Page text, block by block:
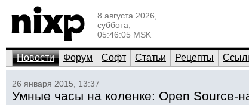
8 августа 2026,
суббота,
05:46:05 MSK
Новости Форум Софт Статьи Рецепты
26 января 2015, 13:37
Умные часы на коленке: Open Source-